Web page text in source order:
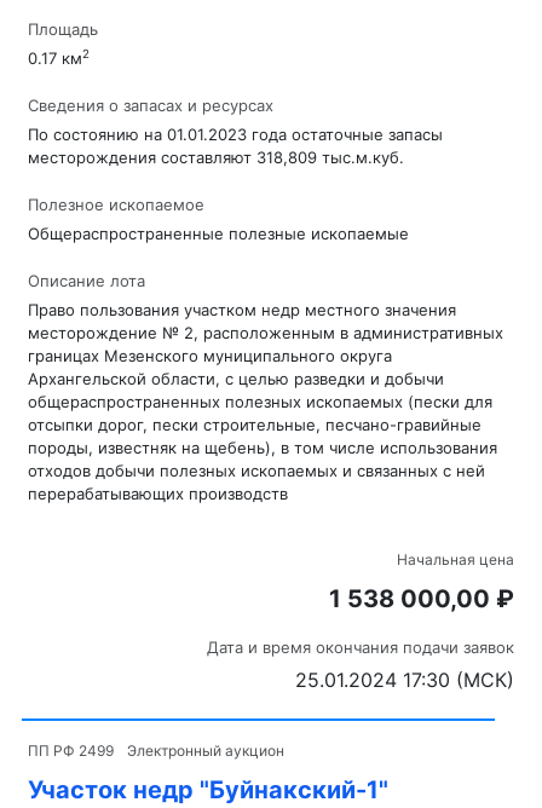
Площадь
0.17 км2
Сведения о запасах и ресурсах
По состоянию на 01.01.2023 года остаточные запасы
месторождения составляют 318,809 тыс.м.куб.
Полезное ископаемое
Общераспространенные полезные ископаемые
Описание лота
Право пользования участком недр местного значения
месторождение № 2, расположенным в административных
границах Мезенского муниципального округа
Архангельской области, с целью разведки и добычи
общераспространенных полезных ископаемых (пески для
отсыпки дорог, пески строительные, песчано-гравийные
породы, известняк на щебень), в том числе использования
отходов добычи полезных ископаемых и связанных с ней
перерабатывающих производств
Начальная цена
1 538 000,00 ₽
Дата и время окончания подачи заявок
25.01.2024 17:30 (МСК)
ПП РФ 2499 Электронный аукцион
Участок недр "Буйнакский-1"